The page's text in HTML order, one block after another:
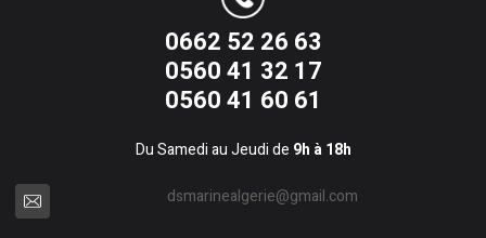
0662 52 26 63
0560 41 32 17
0560 41 60 61
Du Samedi au Jeudi de 9h à 18h
dsmarinealgerie@gmail.com